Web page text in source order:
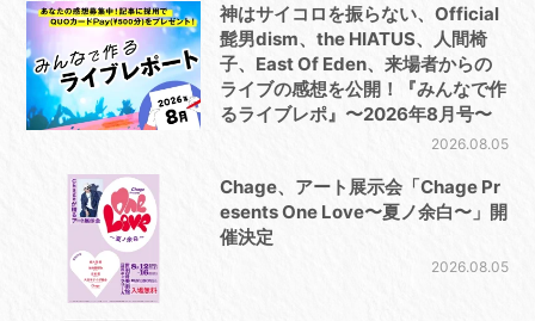
神はサイコロを振らない、Official
髭男dism、the HIATUS、人間椅
子、East Of Eden、来場者からの
ライブの感想を公開！『みんなで作
るライブレポ』〜2026年8月号〜
2026.08.05
Chage、アート展示会「Chage Pr
esents One Love〜夏ノ余白〜」開
催決定
2026.08.05